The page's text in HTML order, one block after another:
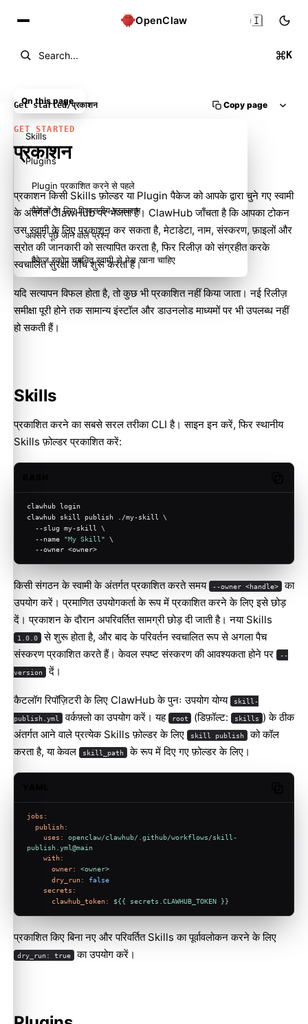
OpenClaw
Search... K
🇮🇳
Get started/प्रकाशन Copy page
GET STARTED
प्रकाशन
प्रकाशन किसी Skills फ़ोल्डर या Plugin पैकेज को आपके द्वारा चुने गए स्वामी
के अंतर्गत ClawHub पर भेजता है। ClawHub जाँचता है कि आपका टोकन
उस स्वामी के लिए प्रकाशन कर सकता है, मेटाडेटा, नाम, संस्करण, फ़ाइलों और
स्रोत की जानकारी को सत्यापित करता है, फिर रिलीज़ को संग्रहीत करके
स्वचालित सुरक्षा जाँच शुरू करता है।
यदि सत्यापन विफल होता है, तो कुछ भी प्रकाशित नहीं किया जाता। नई रिलीज़
समीक्षा पूरी होने तक सामान्य इंस्टॉल और डाउनलोड माध्यमों पर भी उपलब्ध नहीं
हो सकती हैं।
Skills
प्रकाशित करने का सबसे सरल तरीका CLI है। साइन इन करें, फिर स्थानीय
Skills फ़ोल्डर प्रकाशित करें:
clawhub login
clawhub skill publish ./my-skill \
  --slug my-skill \
  --name
"My Skill" \
  --owner <owner>
किसी संगठन के स्वामी के अंतर्गत प्रकाशित करते समय --owner <handle> का
उपयोग करें। प्रमाणित उपयोगकर्ता के रूप में प्रकाशित करने के लिए इसे छोड़
दें। प्रकाशन के दौरान अपरिवर्तित सामग्री छोड़ दी जाती है। नया Skills
1.0.0 से शुरू होता है, और बाद के परिवर्तन स्वचालित रूप से अगला पैच
संस्करण प्रकाशित करते हैं। केवल स्पष्ट संस्करण की आवश्यकता होने पर
--
version दें।
कैटलॉग रिपॉज़िटरी के लिए ClawHub के पुनः उपयोग योग्य skill-
publish.yml वर्कफ़्लोका उपयोग करें। यह root (डिफ़ॉल्ट: skills ) के ठीक
अंतर्गत आने वाले प्रत्येक Skills फ़ोल्डर के लिए
skill publish को कॉल
करता है, या केवल
skill_path के रूप में दिए गए फ़ोल्डर के लिए।
jobs:
publish:
uses:
openclaw/clawhub/.github/workflows/skill-
publish.yml@main
with:
owner:
<owner>
dry_run:
false
secrets:
clawhub_token:
${{ secrets.CLAWHUB_TOKEN }}
प्रकाशित किए बिना नए और परिवर्तित Skills का पूर्वावलोकन करने के लिए
dry_run: true का उपयोग करें।
On this page
Skills
Plugins
Plugin प्रकाशित करने से पहले
पैकेजों के लिए विश्वसनीय प्रकाशन
अक्सर पूछे जाने वाले प्रश्न
पैकेज स्कोप चयनित स्वामी से मेल खाना चाहिए